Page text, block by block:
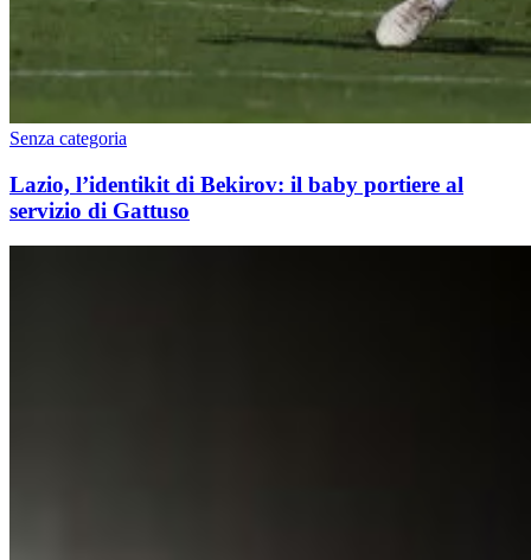
Senza categoria
Lazio, l’identikit di Bekirov: il baby portiere al
servizio di Gattuso